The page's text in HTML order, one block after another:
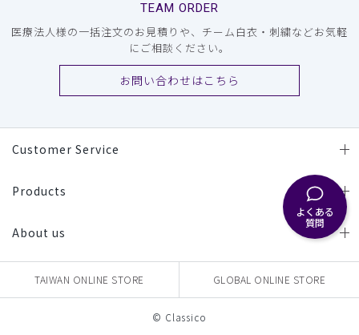
よくある
質問
TEAM ORDER
医療法人様の一括注文のお見積りや、チーム白衣・刺繍などお気軽
にご相談ください。
お問い合わせはこちら
Customer Service
Products
About us
TAIWAN ONLINE STORE GLOBAL ONLINE STORE
© Classico